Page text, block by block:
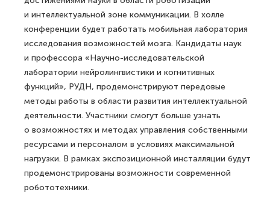
и интеллектуальной зоне коммуникации. В холле
конференции будет работать мобильная лаборатория
исследования возможностей мозга. Кандидаты наук
и профессора «Научно-исследовательской
лаборатории нейролингвистики и когнитивных
функций», РУДН, продемонстрируют передовые
методы работы в области развития интеллектуальной
деятельности. Участники смогут больше узнать
о возможностях и методах управления собственными
ресурсами и персоналом в условиях максимальной
нагрузки. В рамках экспозиционной инсталляции будут
продемонстрированы возможности современной
робототехники.